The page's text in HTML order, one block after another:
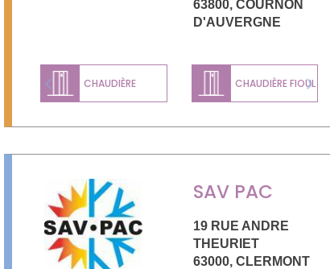
63800,COURNON
D'AUVERGNE
CHAUDIÈRE CHAUDIÈRE FIOUL
Previous Next
SAV PAC
19 RUE ANDRE
THEURIET
63000,CLERMONT